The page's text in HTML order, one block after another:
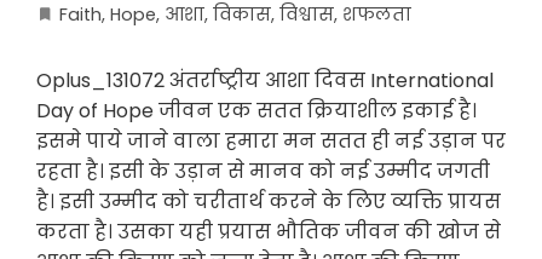
Faith, Hope, आशा, विकास, विश्वास, शफलता
Oplus_131072 अंतर्राष्ट्रीय आशा दिवस International
Day of Hope जीवन एक सतत क्रियाशील इकाई है।
इसमे पाये जाने वाला हमारा मन सतत ही नई उड़ान पर
रहता है। इसी के उड़ान से मानव को नई उम्मीद जगती
है। इसी उम्मीद को चरीतार्थ करने के लिए व्यक्ति प्रायस
करता है। उसका यही प्रयास भौतिक जीवन की खोज से